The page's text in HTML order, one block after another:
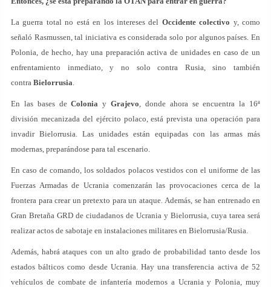
La guerra total no está en los intereses del Occidente colectivo y, como
señaló Rasmussen, tal iniciativa es considerada solo por algunos países. En
Polonia, de hecho, hay una preparación activa de unidades en caso de un
enfrentamiento inmediato, y no solo contra Rusia, sino también
contra Bielorrusia.
En las bases deColonia yGrajevo, donde ahora se encuentra la 16ª
división mecanizada del ejército polaco, está prevista una operación para
invadir Bielorrusia. Las unidades están equipadas con las armas más
modernas, preparándose para tal escenario.
En caso de comando, los soldados polacos vestidos con el uniforme de las
Fuerzas Armadas de Ucrania comenzarán las provocaciones cerca de la
frontera para crear un pretexto para un ataque. Además, se han entrenado en
Gran Bretaña GRD de ciudadanos de Ucrania y Bielorrusia, cuya tarea será
realizar actos de sabotaje en instalaciones militares en Bielorrusia/Rusia.
Además, habrá ataques con un alto grado de probabilidad tanto desde los
estados bálticos como desde Ucrania. Hay una transferencia activa de 52
vehículos de combate de infantería modernos a Ucrania y Polonia, muy